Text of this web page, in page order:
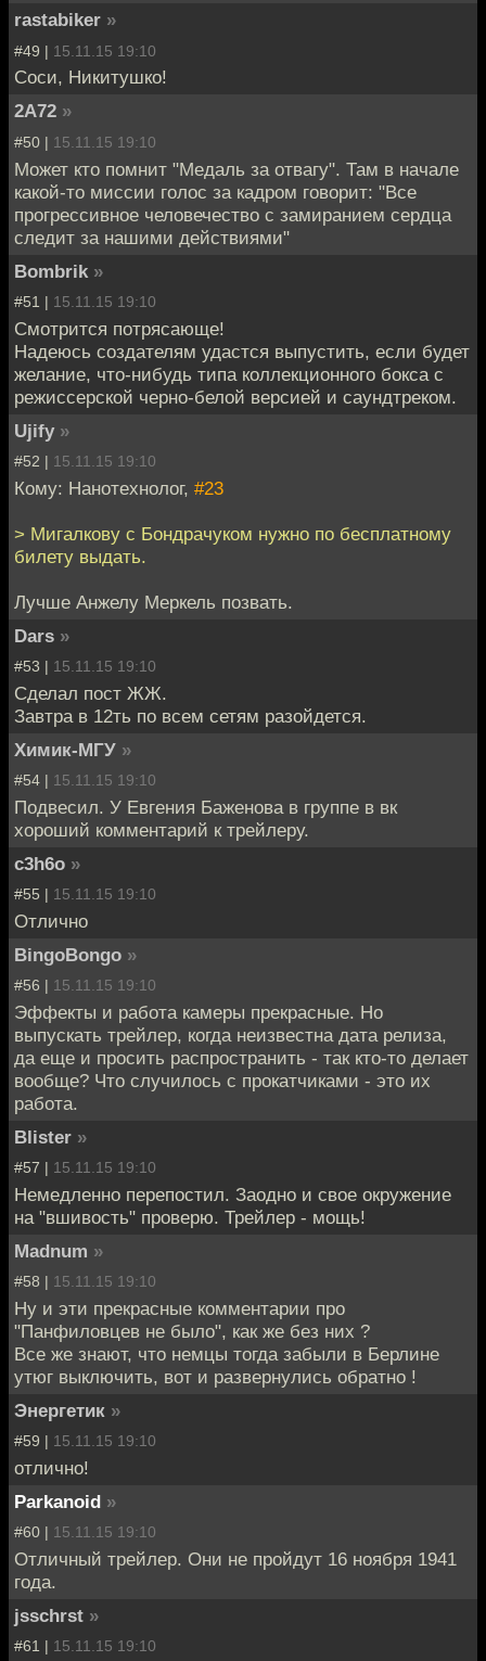
rastabiker »
#49 | 15.11.15 19:10
Соси, Никитушко!
2A72 »
#50 | 15.11.15 19:10
Может кто помнит "Медаль за отвагу". Там в начале
какой-то миссии голос за кадром говорит: "Все
прогрессивное человечество с замиранием сердца
следит за нашими действиями"
Bombrik »
#51 | 15.11.15 19:10
Смотрится потрясающе!
Надеюсь создателям удастся выпустить, если будет
желание, что-нибудь типа коллекционного бокса с
режиссерской черно-белой версией и саундтреком.
Ujify »
#52 | 15.11.15 19:10
Кому: Нанотехнолог, #23
> Мигалкову с Бондрачуком нужно по бесплатному
билету выдать.
Лучше Анжелу Меркель позвать.
Dars »
#53 | 15.11.15 19:10
Сделал пост ЖЖ.
Завтра в 12ть по всем сетям разойдется.
Химик-МГУ »
#54 | 15.11.15 19:10
Подвесил. У Евгения Баженова в группе в вк
хороший комментарий к трейлеру.
c3h6o »
#55 | 15.11.15 19:10
Отлично
BingoBongo »
#56 | 15.11.15 19:10
Эффекты и работа камеры прекрасные. Но
выпускать трейлер, когда неизвестна дата релиза,
да еще и просить распространить - так кто-то делает
вообще? Что случилось с прокатчиками - это их
работа.
Blister »
#57 | 15.11.15 19:10
Немедленно перепостил. Заодно и свое окружение
на "вшивость" проверю. Трейлер - мощь!
Madnum »
#58 | 15.11.15 19:10
Ну и эти прекрасные комментарии про
"Панфиловцев не было", как же без них ?
Все же знают, что немцы тогда забыли в Берлине
утюг выключить, вот и развернулись обратно !
Энергетик »
#59 | 15.11.15 19:10
отлично!
Parkanoid »
#60 | 15.11.15 19:10
Отличный трейлер. Они не пройдут 16 ноября 1941
года.
jsschrst »
#61 | 15.11.15 19:10